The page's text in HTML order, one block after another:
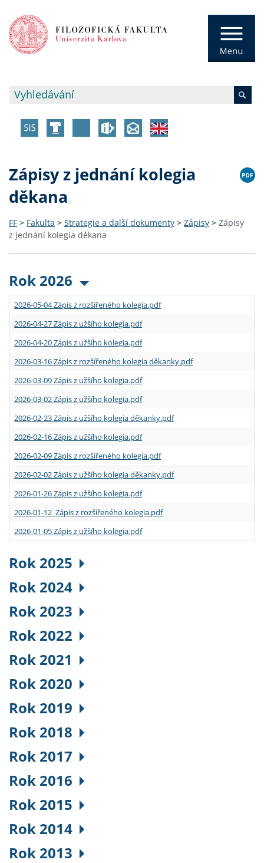
Zápisy z jednání kolegia
děkana
FF > Fakulta > Strategie a další dokumenty > Zápisy > Zápisy
z jednání kolegia děkana
Rok 2026
2026-05-04 Zápis z rozšířeného kolegia.pdf
2026-04-27 Zápis z užšího kolegia.pdf
2026-04-20 Zápis z užšího kolegia.pdf
2026-03-16 Zápis z rozšířeného kolegia děkanky.pdf
2026-03-09 Zápis z užšího kolegia.pdf
2026-03-02 Zápis z užšího kolegia.pdf
2026-02-23 Zápis z užšího kolegia děkanky.pdf
2026-02-16 Zápis z užšího kolegia.pdf
2026-02-09 Zápis z rozšířeného kolegia.pdf
2026-02-02 Zápis z užšího kolegia děkanky.pdf
2026-01-26 Zápis z užšího kolegia.pdf
2026-01-12 Zápis z rozšířeného kolegia.pdf
2026-01-05 Zápis z užšího kolegia.pdf
Rok 2025
Rok 2024
Rok 2023
Rok 2022
Rok 2021
Rok 2020
Rok 2019
Rok 2018
Rok 2017
Rok 2016
Rok 2015
Rok 2014
Rok 2013